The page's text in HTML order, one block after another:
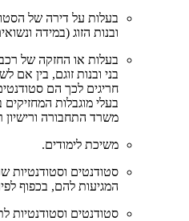
בעלות על דירה של
ובנות הזוג (במידה
בעלות או החזקה של רכב
בני ובנות זוגם, בין אם
חריגים לכך הם
בעלי מוגבלות
משרד התחבורה
משיכת לימודים.
סטודנטים וסטודנטיות
המגיעות להם, בכפוף
סטודנטים וסטודנטיות